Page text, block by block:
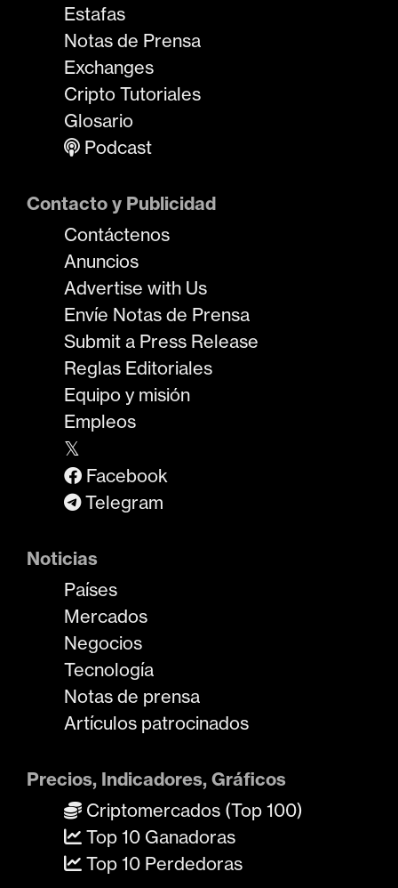
Estafas
Notas de Prensa
Exchanges
Cripto Tutoriales
Glosario
Podcast
Contacto y Publicidad
Contáctenos
Anuncios
Advertise with Us
Envíe Notas de Prensa
Submit a Press Release
Reglas Editoriales
Equipo y misión
Empleos
𝕏
Facebook
Telegram
Noticias
Países
Mercados
Negocios
Tecnología
Notas de prensa
Artículos patrocinados
Precios, Indicadores, Gráficos
Criptomercados (Top 100)
Top 10 Ganadoras
Top 10 Perdedoras